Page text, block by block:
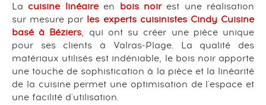
La cuisine linéaireen bois noirest une réalisation
sur mesure par les experts cuisinistes Cindy Cuisine
basé à Béziers, qui ont su créer une pièce unique
pour ses clients à Valras-Plage. La qualité des
matériaux utilisés est indéniable, le bois noir apporte
une touche de sophistication à la pièce et la linéarité
de la cuisine permet une optimisation de l'espace et
une facilité d'utilisation.